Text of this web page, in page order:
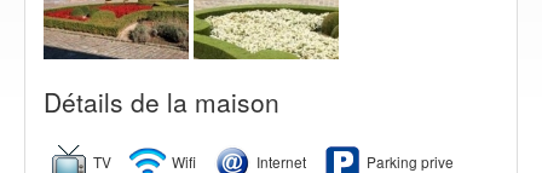
Détails de la maison
TV Wifi Internet
Parking prive